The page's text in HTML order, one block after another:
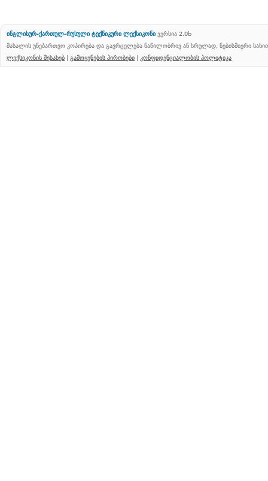
ინგლისურ-ქართულ-რუსული ტექნიკური ლექსიკონი ვერსია 2.0b
მასალის უნებართვო კოპირება და გავრცელება ნაწილობრივ ან სრულად, ნებისმიერი
ლექსიკონის შესახებ | გამოყენების პირობები | კონფიდენციალობის პოლიტიკა